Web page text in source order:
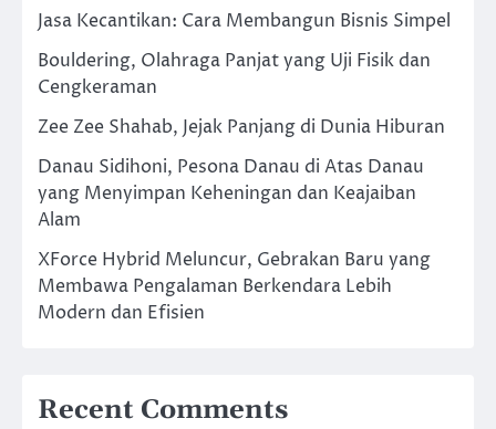
Jasa Kecantikan: Cara Membangun Bisnis Simpel
Bouldering, Olahraga Panjat yang Uji Fisik dan
Cengkeraman
Zee Zee Shahab, Jejak Panjang di Dunia Hiburan
Danau Sidihoni, Pesona Danau di Atas Danau
yang Menyimpan Keheningan dan Keajaiban
Alam
XForce Hybrid Meluncur, Gebrakan Baru yang
Membawa Pengalaman Berkendara Lebih
Modern dan Efisien
Recent Comments